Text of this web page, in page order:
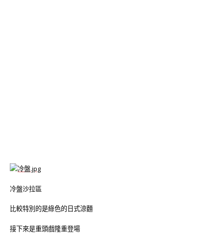
冷盤沙拉區
比較特別的是綠色的日式涼麵
接下來是重頭戲隆重登場